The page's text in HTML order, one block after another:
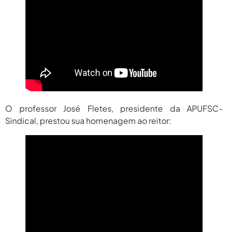
O professor José Fletes, presidente da APUFSC-
Sindical, prestou sua homenagem ao reitor: